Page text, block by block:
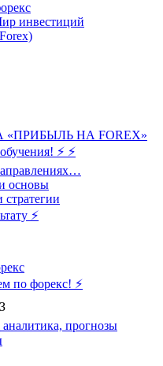
инвестиций
НА FOREX»
⚡ ⚡
основы
⚡️
по форекс! ⚡
прогнозы